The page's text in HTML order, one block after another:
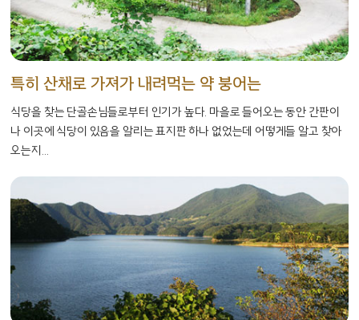
특히 산채로 가져가 내려먹는 약 붕어는
식당을 찾는 단골손님들로부터 인기가 높다. 마을로 들어오는 동안 간판이
나 이곳에 식당이 있음을 알리는 표지판 하나 없었는데 어떻게들 알고 찾아
오는지...